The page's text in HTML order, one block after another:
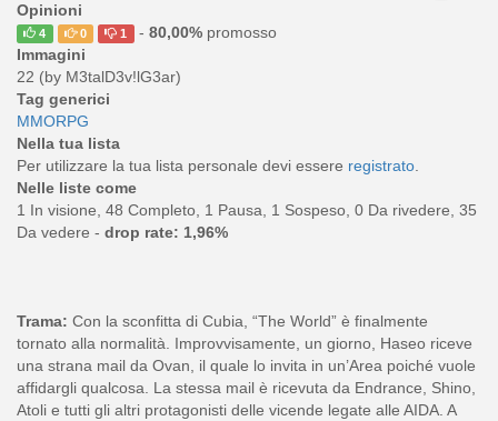
Opinioni
4 0 1 - 80,00%promosso
Immagini
22 (by M3talD3v!lG3ar)
Tag generici
MMORPG
Nella tua lista
Per utilizzare la tua lista personale devi essere registrato.
Nelle liste come
1 In visione, 48 Completo, 1 Pausa, 1 Sospeso, 0 Da rivedere, 35
Da vedere - drop rate: 1,96%
Trama: Con la sconfitta di Cubia, “The World” è finalmente
tornato alla normalità. Improvvisamente, un giorno, Haseo riceve
una strana mail da Ovan, il quale lo invita in un’Area poiché vuole
affidargli qualcosa. La stessa mail è ricevuta da Endrance, Shino,
Atoli e tutti gli altri protagonisti delle vicende legate alle AIDA. A